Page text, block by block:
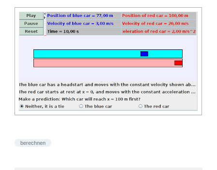
berechnen